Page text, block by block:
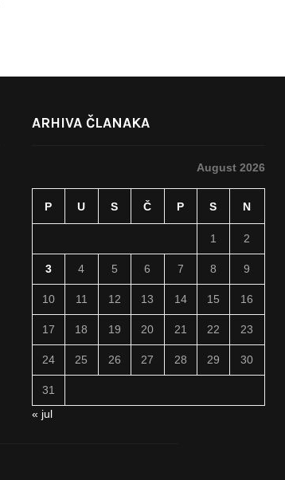
ARHIVA ČLANAKA
August 2026
P U S Č P S N
1 2
3 4 5 6 7 8 9
10 11 12 13 14 15 16
17 18 19 20 21 22 23
24 25 26 27 28 29 30
31
« jul